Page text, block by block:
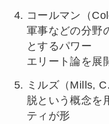
コールマン（
軍事などの分野
とするパワー
エリート論を展
ミルズ（Mills,
脱という概念を
ティが形